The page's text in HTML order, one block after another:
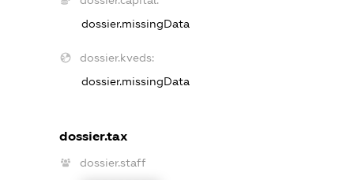
dossier.missingData
dossier.kveds:
dossier.missingData
dossier.tax
dossier.staff